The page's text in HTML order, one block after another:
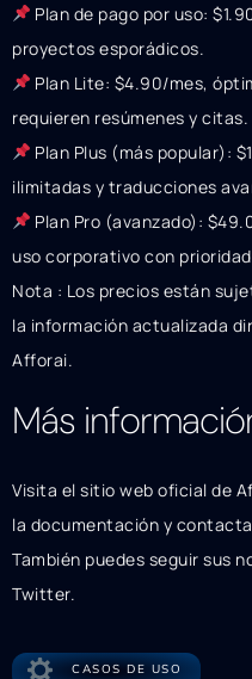
Plan de pago por uso:
proyectos esporádicos.
Plan Lite: $4.90/mes,
requieren resúmenes y citas.
Plan Plus (más popular):
ilimitadas y traducciones
Plan Pro (avanzado):
uso corporativo con
Nota : Los precios están
la información actualizada
Afforai.
Más
Visita el sitio web oficial de
la documentación y
También puedes seguir sus
Twitter.
CASOS DE USO